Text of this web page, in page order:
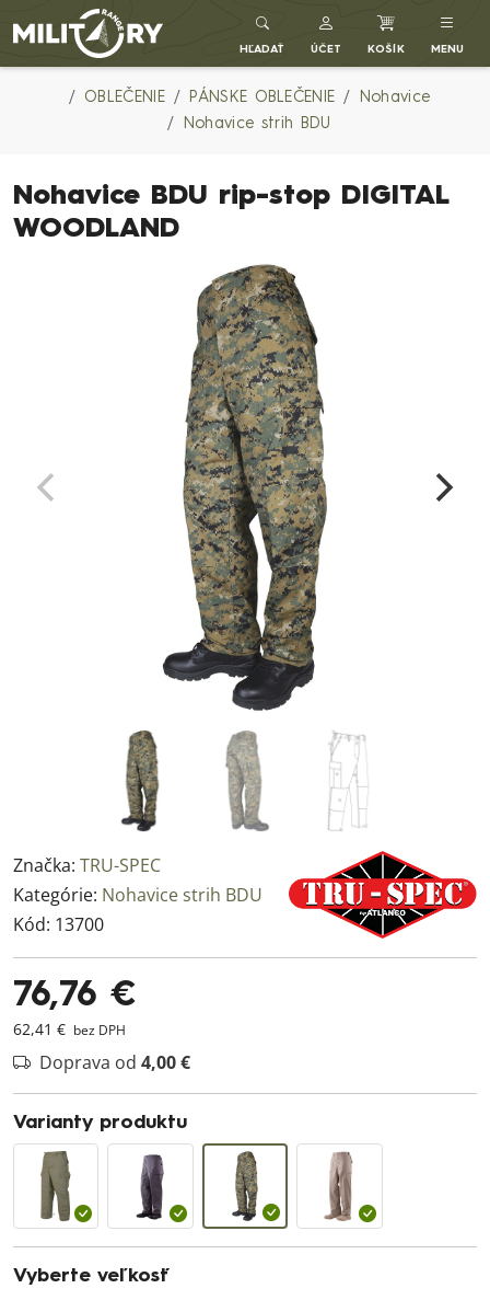
Army shop MILITARY RANGE SK
HĽADAŤ ÚČET KOŠÍK MENU
OBLEČENIE PÁNSKE OBLEČENIE
Nohavice
Nohavice strih BDU
Nohavice BDU rip-stop DIGITAL
WOODLAND
Značka: TRU-SPEC
Kategórie: Nohavice strih BDU
Kód: 13700
76,76 €
62,41 € bez DPH
Doprava od 4,00 €
Varianty produktu
Vyberte veľkosť